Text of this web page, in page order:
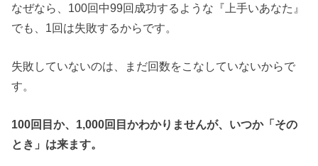
なぜなら、100回中99回成功するような『上手いあなた』
でも、1回は失敗するからです。
失敗していないのは、まだ回数をこなしていないからで
す。
100回目か、1,000回目かわかりませんが、いつか「その
とき」は来ます。